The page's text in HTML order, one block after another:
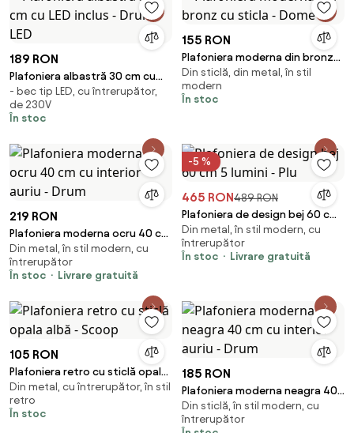
189 RON
Plafoniera albastră 30 cm cu
LED inclus - Drum LED
- bec tip LED, cu întrerupător,
de 230V
În stoc
155 RON
Plafoniera moderna din bronz
cu sticla - Dome
Din sticlă, din metal, în stil
modern
În stoc
219 RON
Plafoniera moderna ocru 40 cm
cu interior auriu - Drum
Din metal, în stil modern, cu
întrerupător
În stoc
Livrare gratuită
-5 %
465 RON489 RON
Plafoniera de design bej 60 cm
5 lumini - Plu
Din metal, în stil modern, cu
întrerupător
În stoc
Livrare gratuită
105 RON
Plafoniera retro cu sticlă opala
albă - Scoop
Din metal, cu întrerupător, în stil
retro
În stoc
185 RON
Plafoniera moderna neagra 40
cm cu interior auriu - Drum
Din sticlă, în stil modern, cu
întrerupător